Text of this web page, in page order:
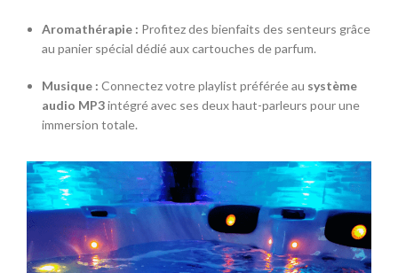
Aromathérapie : Profitez des bienfaits des senteurs grâce
au panier spécial dédié aux cartouches de parfum.
Musique : Connectez votre playlist préférée au système
audio MP3intégré avec ses deux haut-parleurs pour une
immersion totale.